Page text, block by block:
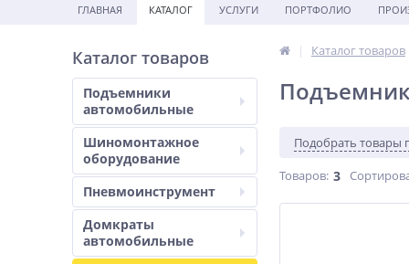
ГЛАВНАЯ КАТАЛОГ УСЛУГИ ПОРТФОЛИО
Каталог товаров
Подъемники
автомобильные
Шиномонтажное
оборудование
Пневмоинструмент
Домкраты
автомобильные
Каталог товаров
Подобрать товары
Товаров: 3